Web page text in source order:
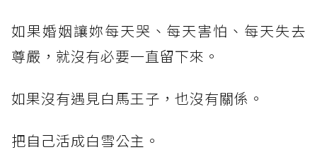
如果婚姻讓妳每天哭、每天害怕、每天失去
尊嚴，就沒有必要一直留下來。
如果沒有遇見白馬王子，也沒有關係。
把自己活成白雪公主。